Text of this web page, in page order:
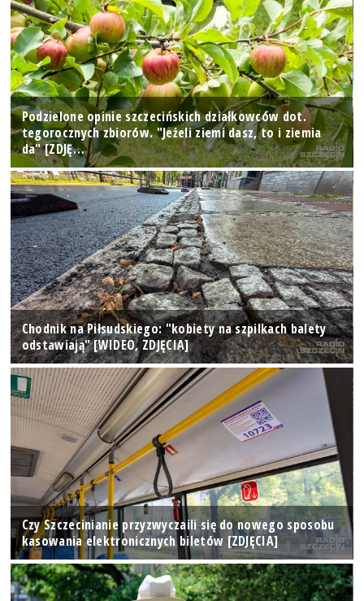
Podzielone opinie szczecińskich działkowców dot.
tegorocznych zbiorów. "Jeżeli ziemi dasz, to i ziemia
da" [ZDJĘ…
Chodnik na Piłsudskiego: "kobiety na szpilkach balety
odstawiają" [WIDEO, ZDJĘCIA]
Czy Szczecinianie przyzwyczaili się do nowego sposobu
kasowania elektronicznych biletów [ZDJĘCIA]